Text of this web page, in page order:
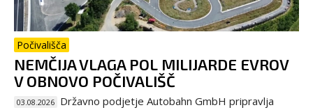
Počivališča
NEMČIJA VLAGA POL MILIJARDE EVROV
V OBNOVO POČIVALIŠČ
03.08.2026 Državno podjetje Autobahn GmbH pripravlja